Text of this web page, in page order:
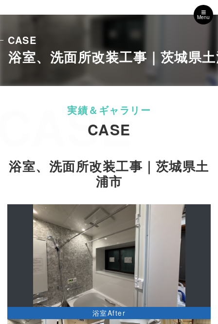
Menu
浴室、洗面所改装工事｜茨城県
CASE
CASE
浴室、洗面所改装工事｜茨城県土
浦市
浴室After